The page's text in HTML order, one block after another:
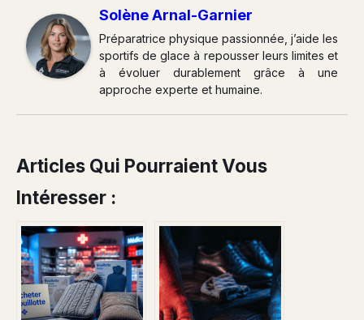
Solène Arnal-Garnier
Préparatrice physique passionnée, j’aide les
sportifs de glace à repousser leurs limites et
à évoluer durablement grâce à une
approche experte et humaine.
Articles Qui Pourraient Vous
Intéresser :